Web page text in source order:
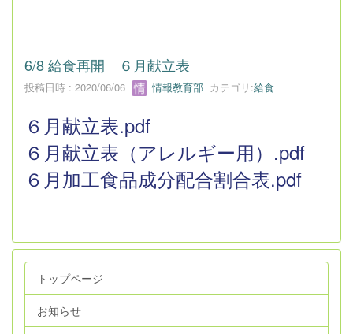
6/8 給食再開 ６月献立表
投稿日時 : 2020/06/06 情報教育部 カテゴリ:給食
６月献立表.pdf
６月献立表（アレルギー用）.pdf
６月加工食品成分配合割合表.pdf
トップページ
お知らせ